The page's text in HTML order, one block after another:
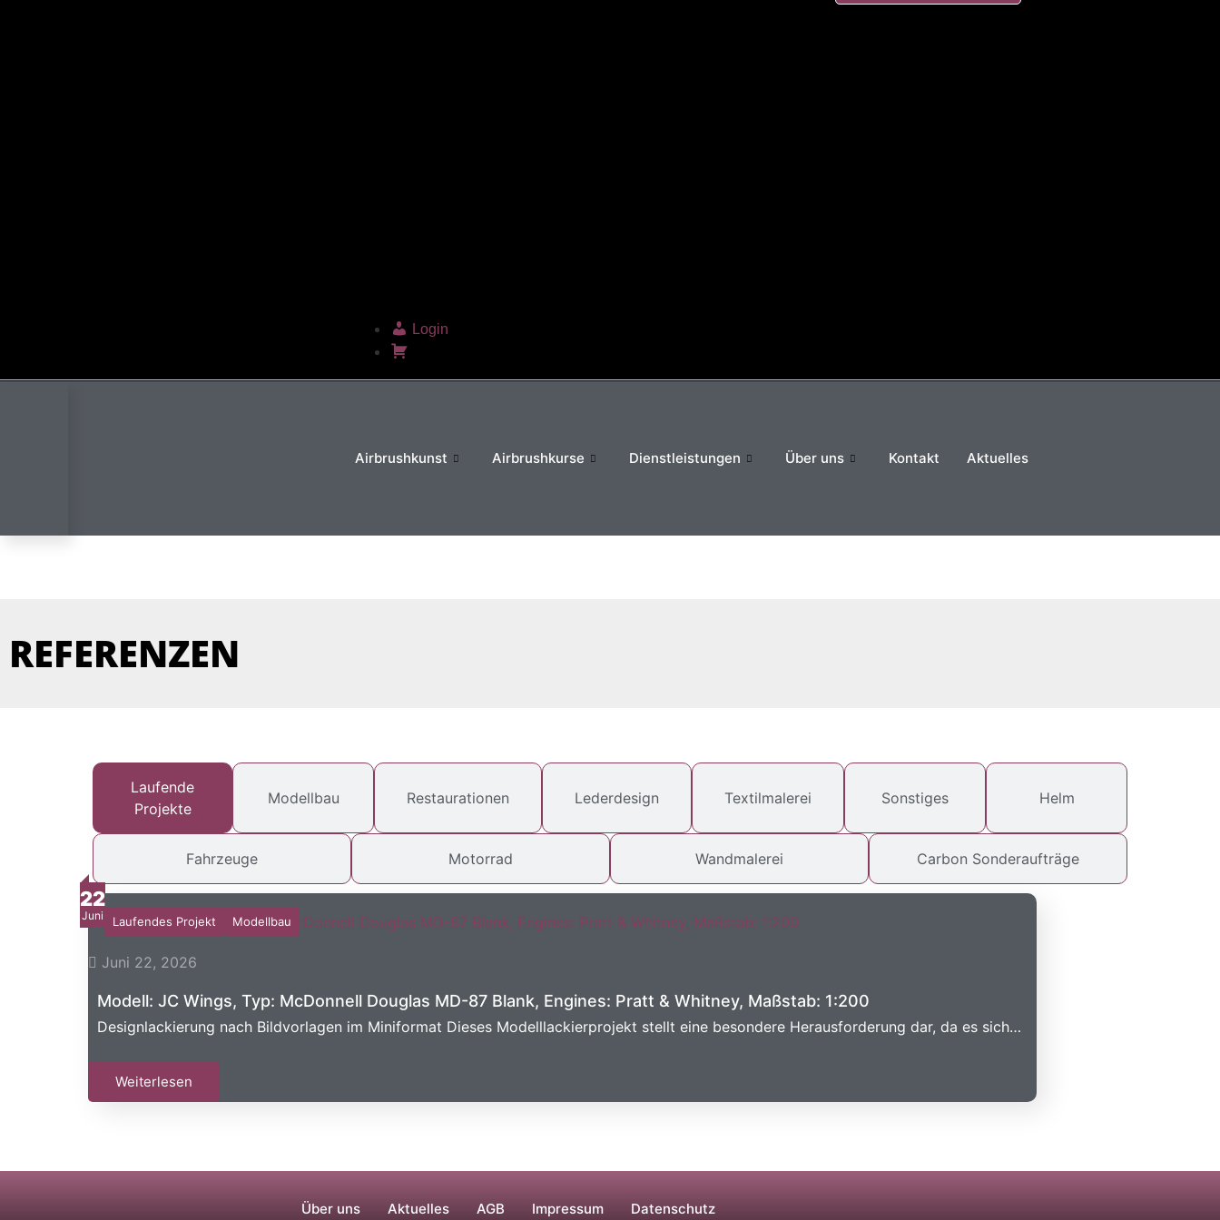
Login
Warenkorb
Airbrushkunst Airbrushkurse Dienstleistungen Über uns Kontakt Aktuelles
REFERENZEN
Laufende
Projekte
Modellbau Restaurationen Lederdesign Textilmalerei Sonstiges Helm
Fahrzeuge Motorrad Wandmalerei Carbon Sonderaufträge
22
Juni Laufendes Projekt Modellbau
Juni 22, 2026
Modell: JC Wings, Typ: McDonnell Douglas MD-87 Blank, Engines: Pratt & Whitney, Maßstab: 1:200
Designlackierung nach Bildvorlagen im Miniformat Dieses Modelllackierprojekt stellt eine besondere Herausforderung dar, da es sich…
Weiterlesen
Über uns Aktuelles AGB Impressum Datenschutz